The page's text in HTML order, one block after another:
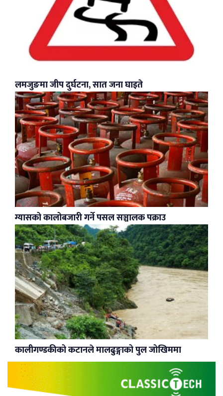
लमजुङमा जीप दुर्घटना, सात जना घाइते
ग्यासको कालोबजारी गर्ने पसल सञ्चालक पक्राउ
कालीगण्डकीको कटानले मालढुङ्गाको पुल जोखिममा